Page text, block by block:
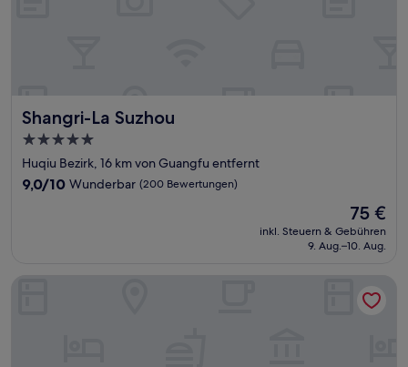
Shangri-La Suzhou
Shangri-La Suzhou
5.0-
Sterne-
Unterkunft
Huqiu Bezirk, 16 km von Guangfu entfernt
9.0
9,0/10 Wunderbar (200 Bewertungen)
Der
Preis
beträgt
75 €
inkl. Steuern & Gebühren
9. Aug.–10. Aug.
Cendre Hotel